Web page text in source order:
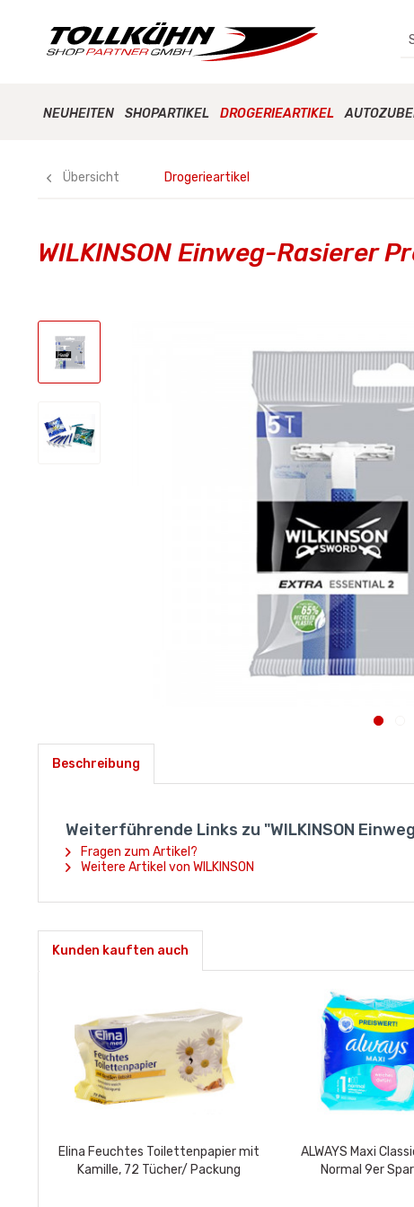
NEUHEITEN SHOPARTIKEL DROGERIEARTIKEL
Übersicht Drogerieartikel
WILKINSON Einweg-Rasierer
Beschreibung
Weiterführende Links zu "WILKINSON
Fragen zum Artikel?
Weitere Artikel von WILKINSON
Kunden kauften auch
Elina Feuchtes Toilettenpapier mit
Kamille, 72 Tücher/ Packung
ALWAYS Maxi
Normal 9er